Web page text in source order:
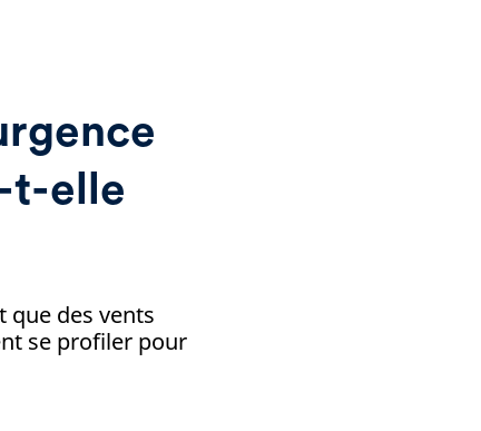
t-elle
que des vents
se profiler pour